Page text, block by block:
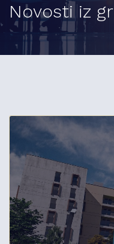
Novosti iz